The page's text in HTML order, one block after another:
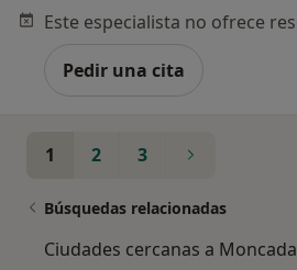
Pedir una cita
1 2 3
Búsquedas relacionadas
Ciudades cercanas a Moncada